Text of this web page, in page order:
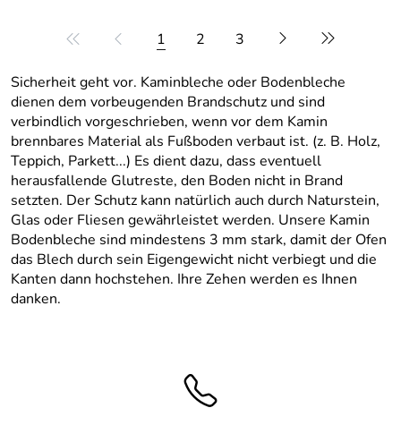
1 2 3
Sicherheit geht vor. Kaminbleche oder Bodenbleche
dienen dem vorbeugenden Brandschutz und sind
verbindlich vorgeschrieben, wenn vor dem Kamin
brennbares Material als Fußboden verbaut ist. (z. B. Holz,
Teppich, Parkett...) Es dient dazu, dass eventuell
herausfallende Glutreste, den Boden nicht in Brand
setzten. Der Schutz kann natürlich auch durch Naturstein,
Glas oder Fliesen gewährleistet werden. Unsere Kamin
Bodenbleche sind mindestens 3 mm stark, damit der Ofen
das Blech durch sein Eigengewicht nicht verbiegt und die
Kanten dann hochstehen. Ihre Zehen werden es Ihnen
danken.